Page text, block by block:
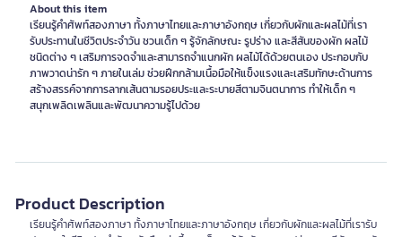
About this item
เรียนรู้คำศัพท์สองภาษา ทั้งภาษาไทยและภาษาอังกฤษ เกี่ยวกับผักและผลไม้ที่เรา
รับประทานในชีวิตประจำวัน ชวนเด็ก ๆ รู้จักลักษณะ รูปร่าง และสีสันของผัก ผลไม้
ชนิดต่าง ๆ เสริมการจดจำและสามารถจำแนกผัก ผลไม้ได้ด้วยตนเอง ประกอบกับ
ภาพวาดน่ารัก ๆ ภายในเล่ม ช่วยฝึกกล้ามเนื้อมือให้แข็งแรงและเสริมทักษะด้านการ
สร้างสรรค์จากการลากเส้นตามรอยประและระบายสีตามจินตนาการ ทำให้เด็ก ๆ
สนุกเพลิดเพลินและพัฒนาความรู้ไปด้วย
Product Description
เรียนรู้คำศัพท์สองภาษา ทั้งภาษาไทยและภาษาอังกฤษ เกี่ยวกับผักและผลไม้ที่เรารับ